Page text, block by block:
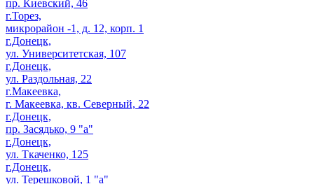
пр. Киевский, 46
г.Торез,
микрорайон -1, д. 12, корп. 1
г.Донецк,
ул. Университетская, 107
г.Донецк,
ул. Раздольная, 22
г.Макеевка,
г. Макеевка, кв. Северный, 22
г.Донецк,
пр. Засядько, 9 "а"
г.Донецк,
ул. Ткаченко, 125
г.Донецк,
ул. Терешковой, 1 "а"